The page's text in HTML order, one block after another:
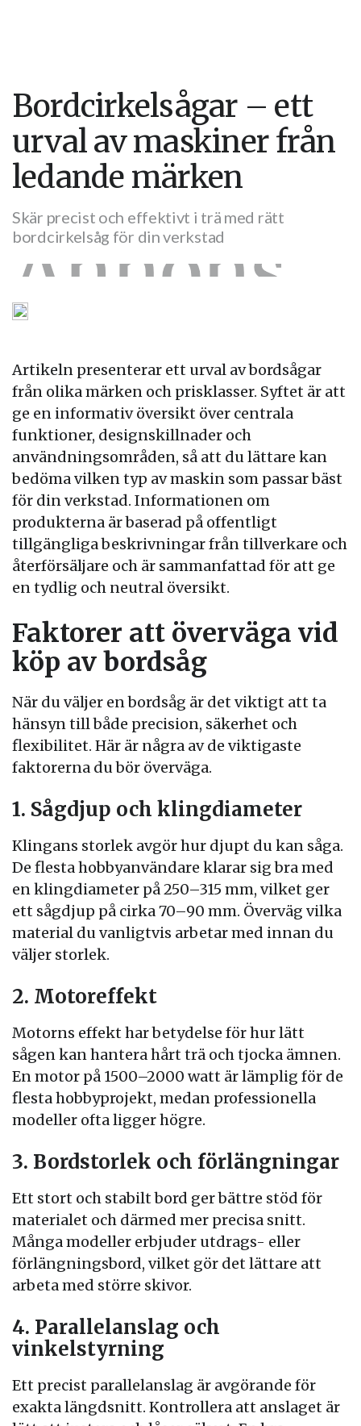
Bordcirkelsågar – ett
urval av maskiner från
ledande märken
Skär precist och effektivt i trä med rätt
bordcirkelsåg för din verkstad
Artikeln presenterar ett urval av bordsågar
från olika märken och prisklasser. Syftet är att
ge en informativ översikt över centrala
funktioner, designskillnader och
användningsområden, så att du lättare kan
bedöma vilken typ av maskin som passar bäst
för din verkstad. Informationen om
produkterna är baserad på offentligt
tillgängliga beskrivningar från tillverkare och
återförsäljare och är sammanfattad för att ge
en tydlig och neutral översikt.
Faktorer att överväga vid
köp av bordsåg
När du väljer en bordsåg är det viktigt att ta
hänsyn till både precision, säkerhet och
flexibilitet. Här är några av de viktigaste
faktorerna du bör överväga.
1. Sågdjup och klingdiameter
Klingans storlek avgör hur djupt du kan såga.
De flesta hobbyanvändare klarar sig bra med
en klingdiameter på 250–315 mm, vilket ger
ett sågdjup på cirka 70–90 mm. Överväg vilka
material du vanligtvis arbetar med innan du
väljer storlek.
2. Motoreffekt
Motorns effekt har betydelse för hur lätt
sågen kan hantera hårt trä och tjocka ämnen.
En motor på 1500–2000 watt är lämplig för de
flesta hobbyprojekt, medan professionella
modeller ofta ligger högre.
3. Bordstorlek och förlängningar
Ett stort och stabilt bord ger bättre stöd för
materialet och därmed mer precisa snitt.
Många modeller erbjuder utdrags- eller
förlängningsbord, vilket gör det lättare att
arbeta med större skivor.
4. Parallelanslag och
vinkelstyrning
Ett precist parallelanslag är avgörande för
exakta längdsnitt. Kontrollera att anslaget är